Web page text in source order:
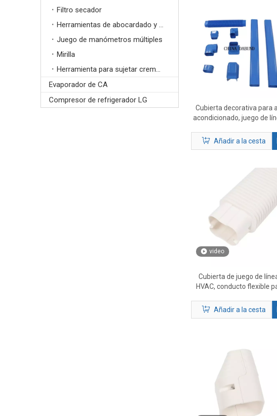
Filtro secador
Herramientas de abocardado y estampado
Juego de manómetros múltiples
Mirilla
Herramienta para sujetar cremalleras
Evaporador de CA
Compresor de refrigerador LG
Cubierta decorativa para
acondicionado, juego de
Añadir a la cesta
video
Cubierta de juego de
HVAC, conducto flexible
Añadir a la cesta